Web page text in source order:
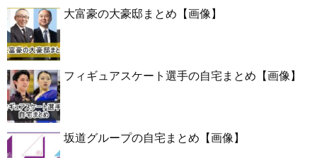
大富豪の大豪邸まとめ【画像】
フィギュアスケート選手の自宅まとめ【画像】
坂道グループの自宅まとめ【画像】